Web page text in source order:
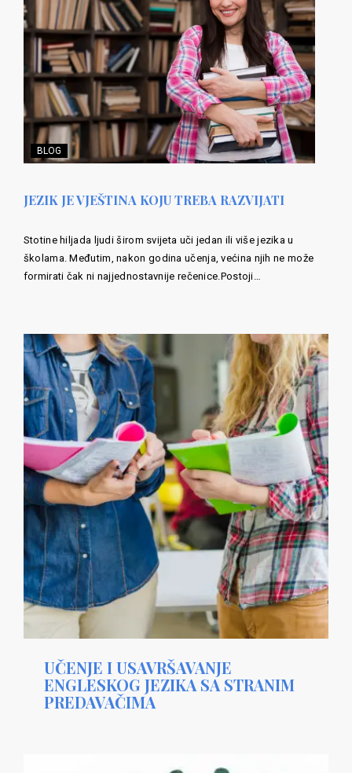
BLOG
JEZIK JE VJEŠTINA KOJU TREBA RAZVIJATI
Stotine hiljada ljudi širom svijeta uči jedan ili više jezika u
školama. Međutim, nakon godina učenja, većina njih ne može
formirati čak ni najjednostavnije rečenice.Postoji…
UČENJE I USAVRŠAVANJE
ENGLESKOG JEZIKA SA STRANIM
PREDAVAČIMA